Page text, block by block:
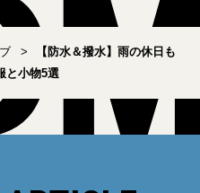
【防水＆撥水】雨の休日も
と小物5選